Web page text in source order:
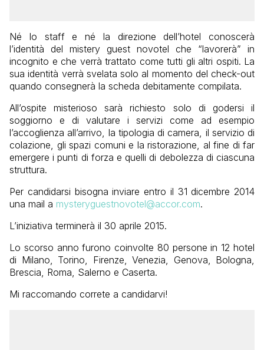
Né lo staff e né la direzione dell’hotel conoscerà
l’identità del mistery guest novotel che “lavorerà” in
incognito e che verrà trattato come tutti gli altri ospiti. La
sua identità verrà svelata solo al momento del check-out
quando consegnerà la scheda debitamente compilata.
All’ospite misterioso sarà richiesto solo di godersi il
soggiorno e di valutare i servizi come ad esempio
l’accoglienza all’arrivo, la tipologia di camera, il servizio di
colazione, gli spazi comuni e la ristorazione, al fine di far
emergere i punti di forza e quelli di debolezza di ciascuna
struttura.
Per candidarsi bisogna inviare entro il 31 dicembre 2014
una mail a mysteryguestnovotel@accor.com.
L’iniziativa terminerà il 30 aprile 2015.
Lo scorso anno furono coinvolte 80 persone in 12 hotel
di Milano, Torino, Firenze, Venezia, Genova, Bologna,
Brescia, Roma, Salerno e Caserta.
Mi raccomando correte a candidarvi!